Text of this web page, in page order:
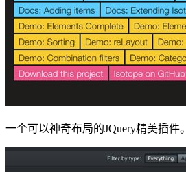
一个可以神奇布局的JQuery精美插件。